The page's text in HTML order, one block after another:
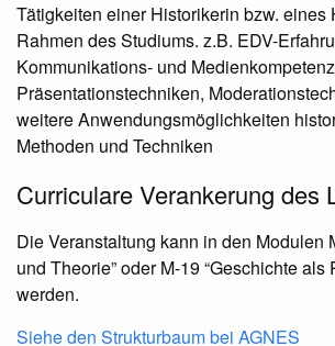
Tätigkeiten einer Historikerin bzw. eines
Rahmen des Studiums. z.B. EDV-
Kommunikations- und
Präsentationstechniken,
weitere Anwendungsmöglichkeiten
Methoden und Techniken
Curriculare Verankerung des
Die Veranstaltung kann in den Modulen
und Theorie” oder M-19 “Geschichte als
werden.
Siehe den Strukturbaum bei AGNES